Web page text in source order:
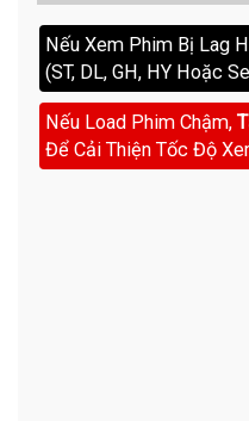
Nếu Xem Phim Bị Lag
(ST, DL, GH, HY Hoặc
Nếu Load Phim Chậm,
Để Cải Thiện Tốc Độ